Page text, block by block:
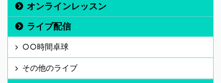
オンラインレッスン
ライブ配信
○○時間卓球
その他のライブ